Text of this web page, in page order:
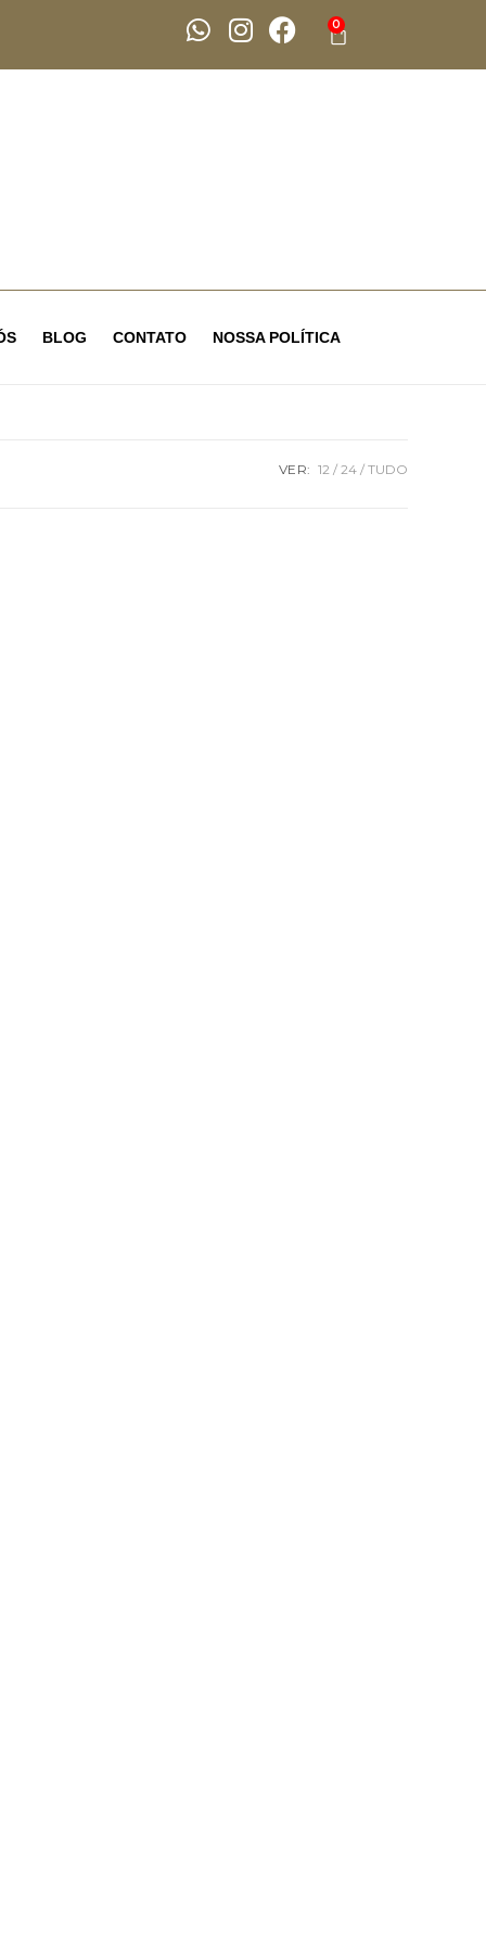
0
BLOG CONTATO NOSSA POLÍTICA
VER: 12 24 TUDO